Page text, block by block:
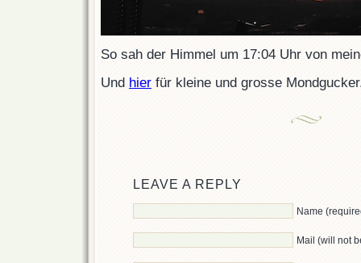
So sah der Himmel um 17:04 Uhr von
Und hier für kleine und grosse
LEAVE A REPLY
Name
Mail (will not